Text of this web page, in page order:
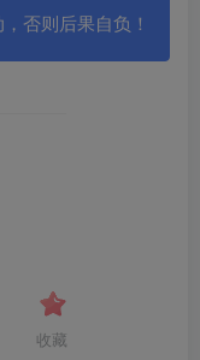
否则后果自负！
收藏